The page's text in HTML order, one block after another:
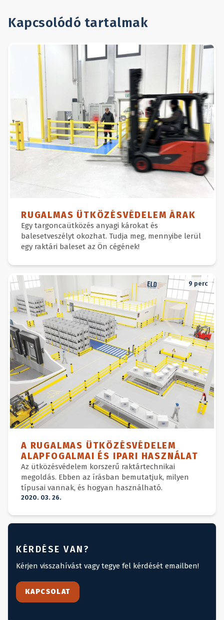
Kapcsolódó tartalmak
RUGALMAS ÜTKÖZÉSVÉDELEM ÁRAK
Egy targoncaütközés anyagi károkat és
balesetveszélyt okozhat. Tudja meg, mennyibe lerül
egy raktári baleset az Ön cégének!
9 perc
A RUGALMAS ÜTKÖZÉSVÉDELEM
ALAPFOGALMAI ÉS IPARI HASZNÁLAT
Az ütközésvédelem korszerű raktártechnikai
megoldás. Ebben az írásban bemutatjuk, milyen
típusai vannak, és hogyan használható.
2020. 03. 26.
KÉRDÉSE VAN?
Kérjen visszahívást vagy tegye fel kérdését emailben!
KAPCSOLAT